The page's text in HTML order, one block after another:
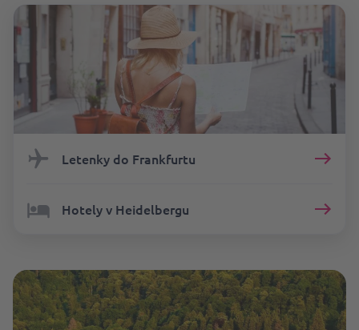
Letenky do Frankfurtu
Hotely v Heidelbergu